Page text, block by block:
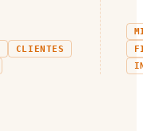
CLIENTES